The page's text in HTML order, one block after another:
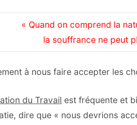
« Quand on comprend la
la souffrance ne peut
à nous faire accepter les
du Travail est fréquente et
dire que « nous devrions